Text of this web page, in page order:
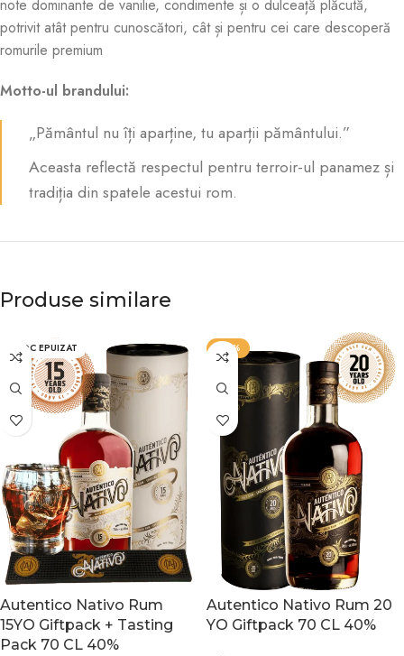
note dominante de vanilie, condimente și o dulceață plăcută,
potrivit atât pentru cunoscători, cât și pentru cei care descoperă
romurile premium
Motto-ul brandului:
„Pământul nu îți aparține, tu aparții pământului.”
Aceasta reflectă respectul pentru terroir-ul panamez și
tradiția din spatele acestui rom.
Produse similare
STOC EPUIZAT
Autentico Nativo Rum
15YO Giftpack + Tasting
Pack 70 CL 40%
-20%
Autentico Nativo Rum 20
YO Giftpack 70 CL 40%